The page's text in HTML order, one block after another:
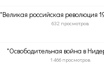
"Великая российская революция
632 просмотров
"Освободительная война в
1 466 просмотров